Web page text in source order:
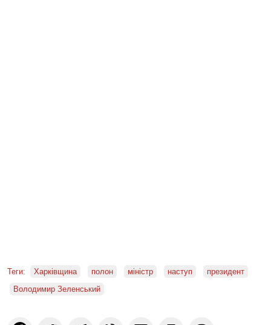
Теги: Харківщина полон міністр наступ
президент
Володимир Зеленський